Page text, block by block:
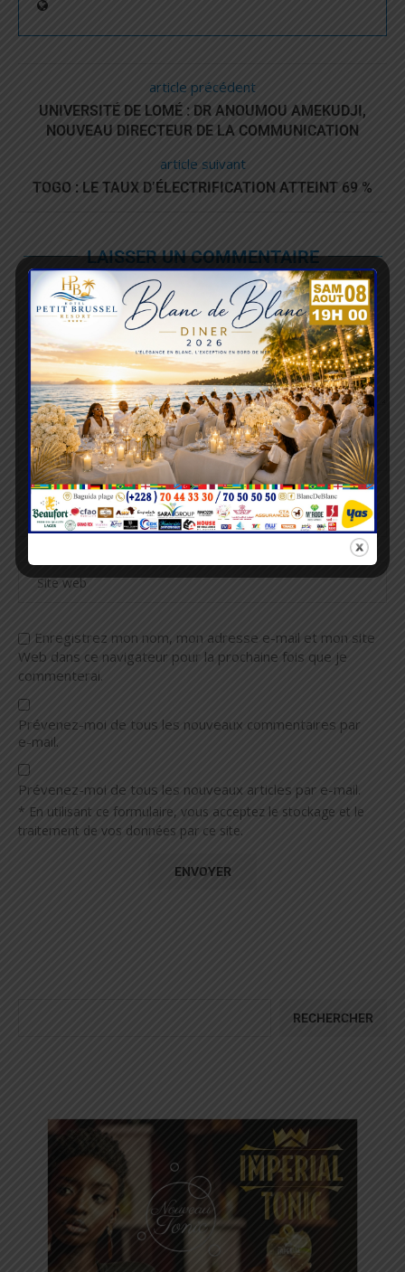
article précédent
UNIVERSITÉ DE LOMÉ : DR ANOUMOU AMEKUDJI,
NOUVEAU DIRECTEUR DE LA COMMUNICATION
article suivant
TOGO : LE TAUX D’ÉLECTRIFICATION ATTEINT 69 %
LAISSER UN COMMENTAIRE
Enregistrez mon nom, mon adresse e-mail et mon site
Web dans ce navigateur pour la prochaine fois que je
commenterai.
Prévenez-moi de tous les nouveaux commentaires par
e-mail.
Prévenez-moi de tous les nouveaux articles par e-mail.
* En utilisant ce formulaire, vous acceptez le stockage et le
traitement de vos données par ce site.
RECHERCHER